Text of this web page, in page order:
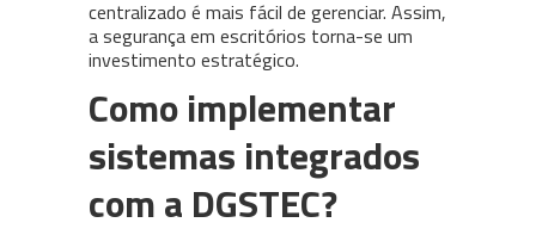
centralizado é mais fácil de gerenciar. Assim,
a segurança em escritórios torna-se um
investimento estratégico.
Como implementar
sistemas integrados
com a DGSTEC?